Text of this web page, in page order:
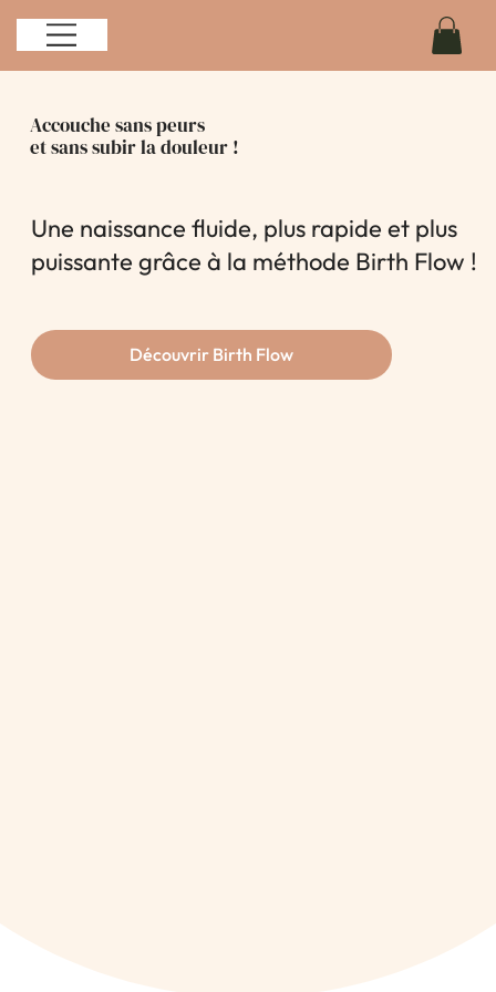
Accouche sans peurs
et sans subir la douleur !
Une naissance fluide, plus rapide et plus
puissante grâce à la méthode Birth Flow !
Découvrir Birth Flow